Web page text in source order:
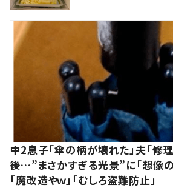
中2息子「傘の柄が壊れた」夫「修
後…”まさかすぎる光景”に「想像の
「魔改造やｗ」「むしろ盗難防止」